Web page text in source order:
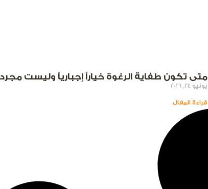
متى تكون طفاية الرغوة خياراً إجبارياً وليست
يونيو 24, 2026
قراءة المقال